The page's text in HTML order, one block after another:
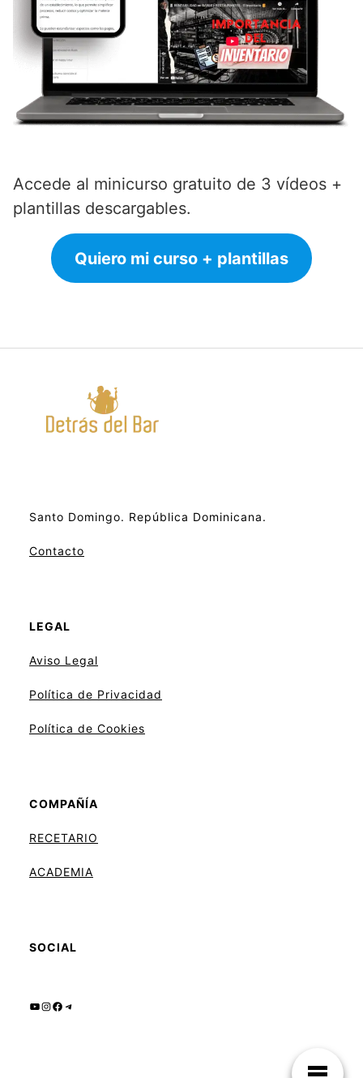
Accede al minicurso gratuito de 3 vídeos +
plantillas descargables.
Quiero mi curso + plantillas
Santo Domingo. República Dominicana.
Contacto
LEGAL
Aviso Legal
Política de Privacidad
Política de Cookies
COMPAÑÍA
RECETARIO
ACADEMIA
SOCIAL